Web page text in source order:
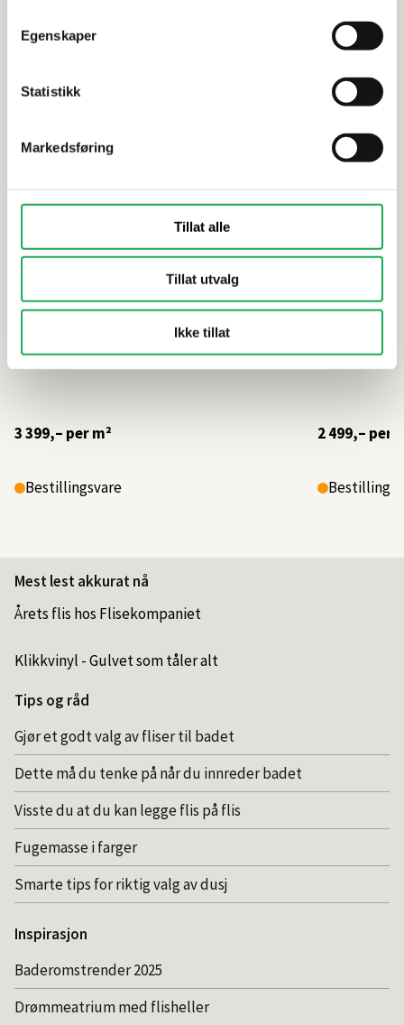
Egenskaper
Statistikk
Markedsføring
Tillat alle
Tillat utvalg
Ikke tillat
I Classici, Tortora (matt) 5x5
3 399,– per m²
Bestillingsvare
I Tecnici
2 499,– per
Mest lest akkurat nå
Årets flis hos Flisekompaniet
Klikkvinyl - Gulvet som tåler alt
Tips og råd
Gjør et godt valg av fliser til badet
Dette må du tenke på når du innreder badet
Visste du at du kan legge flis på flis
Fugemasse i farger
Smarte tips for riktig valg av dusj
Inspirasjon
Baderomstrender 2025
Drømmeatrium med flisheller